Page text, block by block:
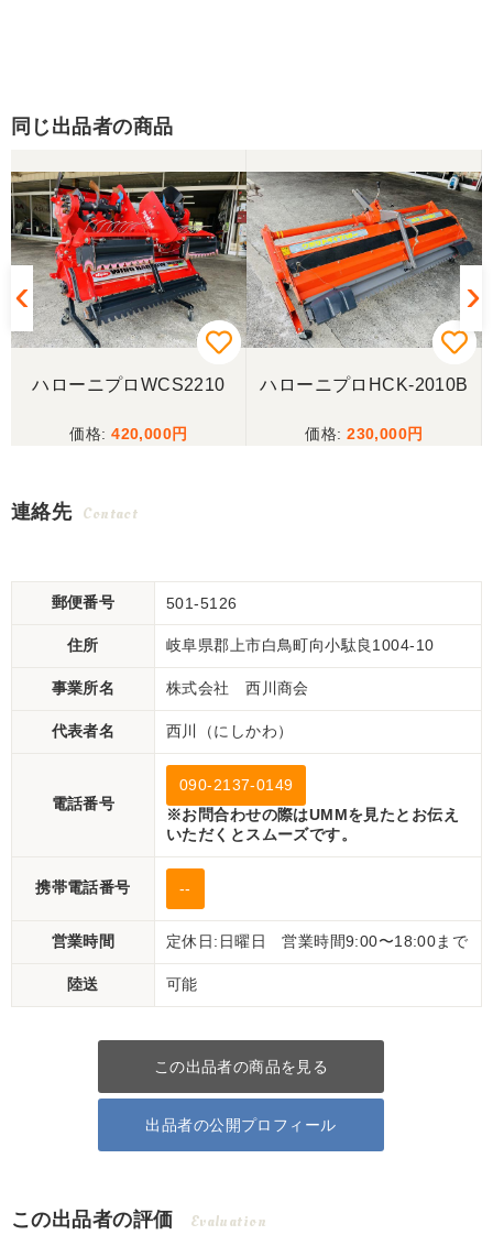
同じ出品者の商品
ハローニプロWCS2210
420,000
ハローニプロHCK-2010B
230,000
連絡先 Contact
郵便番号 501-5126
住所 岐阜県郡上市白鳥町向小駄良1004-10
事業所名 株式会社 西川商会
代表者名 西川（にしかわ）
電話番号
090-2137-0149
※お問合わせの際はUMMを見たとお伝え
いただくとスムーズです。
携帯電話番号 --
営業時間 定休日:日曜日 営業時間9:00〜18:00まで
陸送 可能
この出品者の商品を見る
出品者の公開プロフィール
この出品者の評価 Evaluation